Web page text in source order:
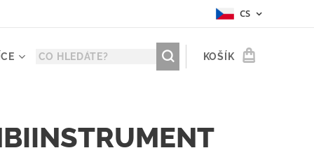
CS
KOŠÍK